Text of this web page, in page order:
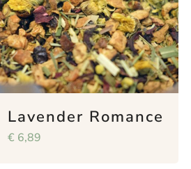
Lavender Romance
€ 6,89